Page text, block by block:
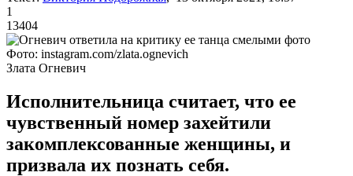
1
13404
Фото: instagram.com/zlata.ognevich
Злата Огневич
Исполнительница считает, что ее
чувственный номер захейтили
закомплексованные женщины, и
призвала их познать себя.